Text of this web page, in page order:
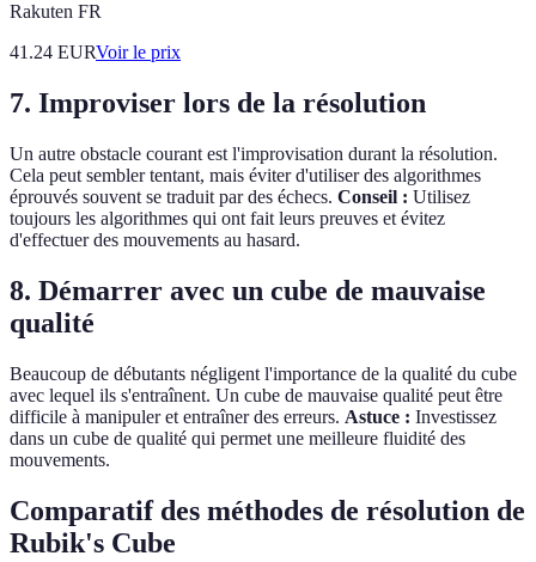
Rakuten FR
41.24 EURVoir le prix
7. Improviser lors de la résolution
Un autre obstacle courant est l'improvisation durant la résolution.
Cela peut sembler tentant, mais éviter d'utiliser des algorithmes
éprouvés souvent se traduit par des échecs. Conseil : Utilisez
toujours les algorithmes qui ont fait leurs preuves et évitez
d'effectuer des mouvements au hasard.
8. Démarrer avec un cube de mauvaise
qualité
Beaucoup de débutants négligent l'importance de la qualité du cube
avec lequel ils s'entraînent. Un cube de mauvaise qualité peut être
difficile à manipuler et entraîner des erreurs. Astuce : Investissez
dans un cube de qualité qui permet une meilleure fluidité des
mouvements.
Comparatif des méthodes de résolution de
Rubik's Cube